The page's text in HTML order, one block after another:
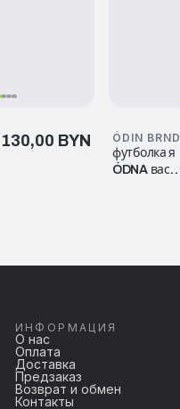
130,00 BYN
ÓDIN BRND
футболка я
ÓDNA вас
ИНФОРМАЦИЯ
О нас
Оплата
Доставка
Предзаказ
Возврат и обмен
Контакты